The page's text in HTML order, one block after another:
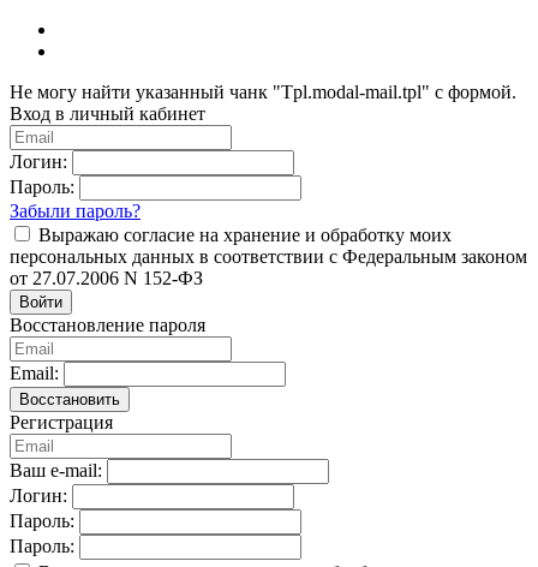
Не могу найти указанный чанк "Tpl.modal-mail.tpl" с формой.
Вход в личный кабинет
Логин:
Пароль:
Забыли пароль?
Выражаю согласие на хранение и обработку моих
персональных данных в соответствии с Федеральным законом
от 27.07.2006 N 152-ФЗ
Войти
Восстановление пароля
Email:
Восстановить
Регистрация
Ваш e-mail:
Логин:
Пароль:
Пароль: